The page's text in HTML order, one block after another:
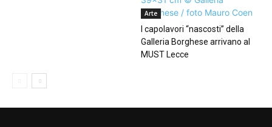
Arte
I capolavori “nascosti” della
Galleria Borghese arrivano al
MUST Lecce